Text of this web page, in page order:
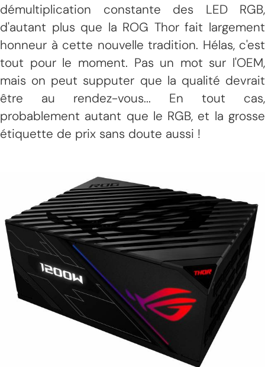
démultiplication constante des LED RGB,
d'autant plus que la ROG Thor fait largement
honneur à cette nouvelle tradition. Hélas, c'est
tout pour le moment. Pas un mot sur l'OEM,
mais on peut supputer que la qualité devrait
être au rendez-vous... En tout cas,
probablement autant que le RGB, et la grosse
étiquette de prix sans doute aussi !